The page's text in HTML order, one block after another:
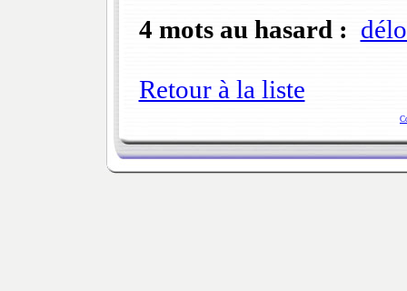
4 mots au hasard :
Retour à la liste